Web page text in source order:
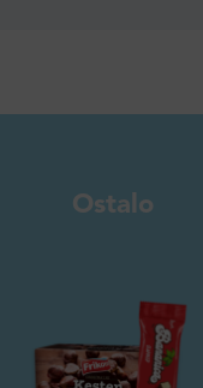
Ostalo